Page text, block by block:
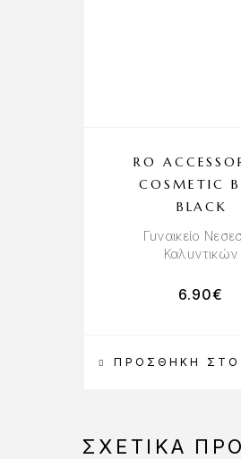
ΠΡΟΣΘΉΚΗ ΣΤΟ
RO
COSMETIC
BLACK
Γυναικείo
Καλυντικών
6.90€
ΣΧΕΤΙΚΆ